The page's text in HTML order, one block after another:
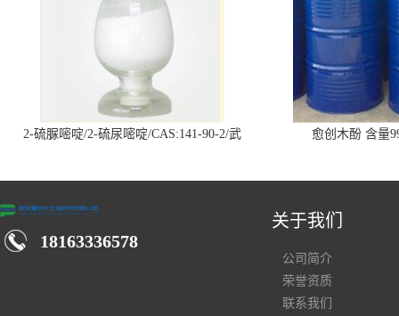
2-硫脲嘧啶/2-硫尿嘧啶/CAS:141-90-2/武
愈创木酚 含量
18163336578
关于我们
公司简介
荣誉资质
联系我们